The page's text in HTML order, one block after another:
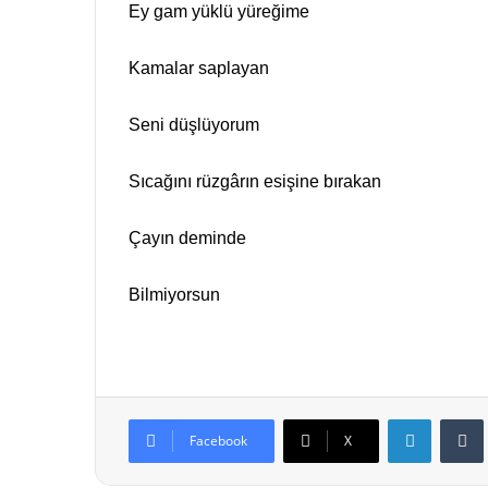
Ey gam yüklü yüreğime
Kamalar saplayan
Seni düşlüyorum
Sıcağını rüzgârın esişine bırakan
Çayın deminde
Bilmiyorsun
Facebook X
LinkedIn